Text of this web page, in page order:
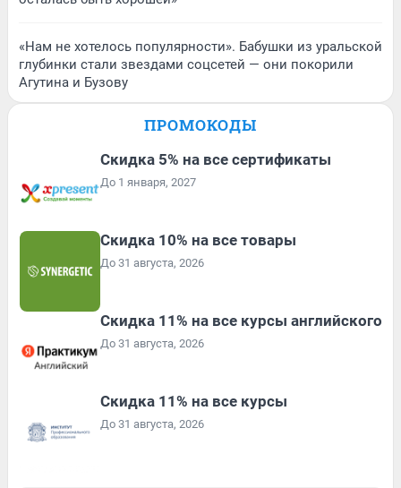
«Нам не хотелось популярности». Бабушки из уральской
глубинки стали звездами соцсетей — они покорили
Агутина и Бузову
ПРОМОКОДЫ
Скидка 5% на все сертификаты
До 1 января, 2027
Скидка 10% на все товары
До 31 августа, 2026
Скидка 11% на все курсы английского
До 31 августа, 2026
Скидка 11% на все курсы
До 31 августа, 2026